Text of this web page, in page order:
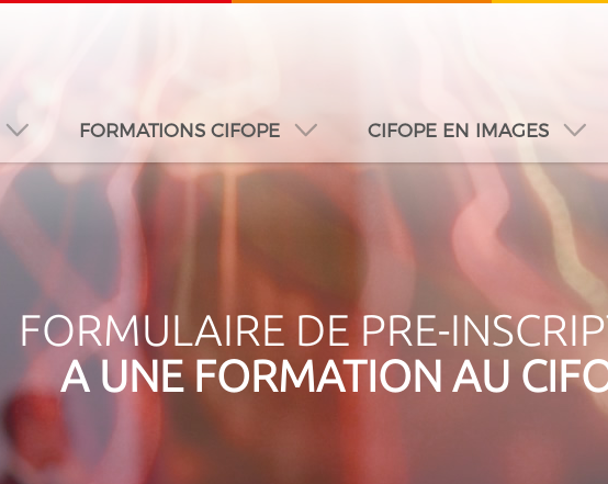
CASABLANCA DUBAÏ DAKAR JEDDAH MONTREAL
FORMATIONS CIFOPE CIFOPE EN IMAGES
FORMULAIRE DE PRE-
A UNE FORMATION AU